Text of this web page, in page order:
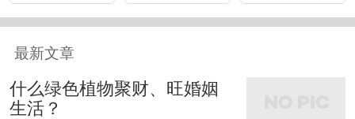
最新文章
什么绿色植物聚财、旺婚姻
生活？